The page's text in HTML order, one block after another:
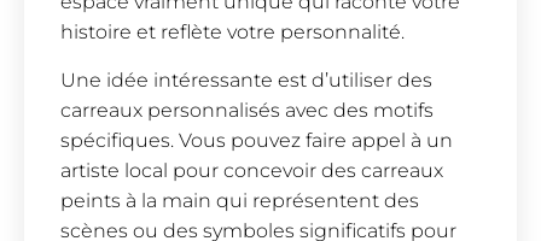
histoire et reflète votre personnalité.
Une idée intéressante est d’utiliser des
carreaux personnalisés avec des motifs
spécifiques. Vous pouvez faire appel à un
artiste local pour concevoir des carreaux
peints à la main qui représentent des
scènes ou des symboles significatifs pour